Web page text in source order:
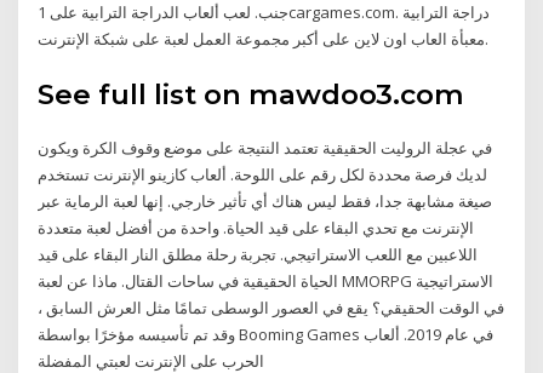
جنب. لعب ألعاب الدراجة الترابية على 1cargames.com. دراجة الترابية
معبأة العاب اون لاين على أكبر مجموعة العمل لعبة على شبكة الإنترنت.
See full list on mawdoo3.com
في عجلة الروليت الحقيقية تعتمد النتيجة على موضع وقوف الكرة ويكون
لديك فرصة محددة لكل رقم على اللوحة. ألعاب كازينو الإنترنت تستخدم
صيغة مشابهة جدا، فقط ليس هناك أي تأثير خارجي. إنها لعبة الرماية عبر
الإنترنت مع تحدي البقاء على قيد الحياة. واحدة من أفضل لعبة متعددة
اللاعبين مع اللعب الاستراتيجي. تجربة رحلة مطلق النار البقاء على قيد
الحياة الحقيقية في ساحات القتال. ماذا عن لعبة MMORPG الاستراتيجية
في الوقت الحقيقي؟ يقع في العصور الوسطى تمامًا مثل العرش السابق ،
وقد تم تأسيسه مؤخرًا بواسطة Booming Games في عام 2019. ألعاب
الحرب على الإنترنت لعبتي المفضلة